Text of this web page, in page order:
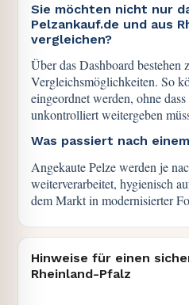
Sie möchten nicht nur
Pelzankauf.de und aus
vergleichen?
Über das Dashboard bestehen
Vergleichsmöglichkeiten. So
eingeordnet werden, ohne
unkontrolliert weitergeben
Was passiert nach
Angekaute Pelze werden je
weiterverarbeitet, hygienisch
dem Markt in modernisierter
Hinweise für einen
Rheinland-Pfalz